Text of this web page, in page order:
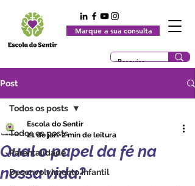
Marque a sua consulta
Post
Todos os posts
Parentalidade
Desenvolvimento Infantil
Todos os posts
Qual o papel da fé na
nossa vida?
Escola do Sentir
21 de jan. 2 min de leitura